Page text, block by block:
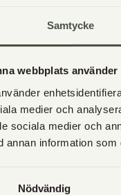
Samtycke
webbplats
medier och
sociala medier och
annan information
Nödvändig